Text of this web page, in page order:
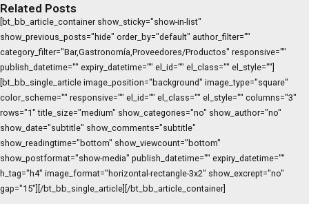
Related Posts
[bt_bb_article_container show_sticky="show-in-list"
show_previous_posts="hide" order_by="default" author_filter=""
category_filter="Bar,Gastronomía,Proveedores/Productos" responsive=""
publish_datetime="" expiry_datetime="" el_id="" el_class="" el_style=""]
[bt_bb_single_article image_position="background" image_type="square"
color_scheme="" responsive="" el_id="" el_class="" el_style="" columns="3"
rows="1" title_size="medium" show_categories="no" show_author="no"
show_date="subtitle" show_comments="subtitle"
show_readingtime="bottom" show_viewcount="bottom"
show_postformat="show-media" publish_datetime="" expiry_datetime=""
h_tag="h4" image_format="horizontal-rectangle-3x2" show_excrept="no"
gap="15"][/bt_bb_single_article][/bt_bb_article_container]